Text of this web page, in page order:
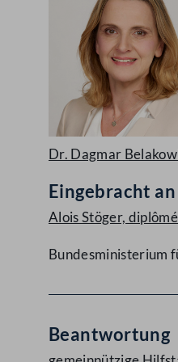
Dr. Dagmar
Eingebracht an
Alois Stöger, diplômé
Bundesministerium
Beantwortung